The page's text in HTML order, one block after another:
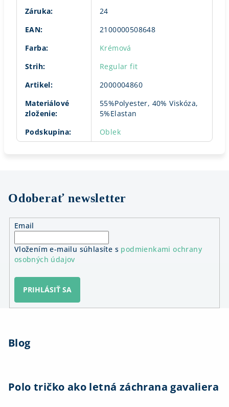
Záruka:
24
EAN:
2100000508648
Farba:
Krémová
Strih:
Regular fit
Artikel:
2000004860
Materiálové
zloženie:
55%Polyester, 40% Viskóza,
5%Elastan
Podskupina: Oblek
Odoberať newsletter
Email
Vložením e-mailu súhlasíte s podmienkami ochrany
osobných údajov
PRIHLÁSIŤ SA
Blog
Polo tričko ako letná záchrana gavaliera